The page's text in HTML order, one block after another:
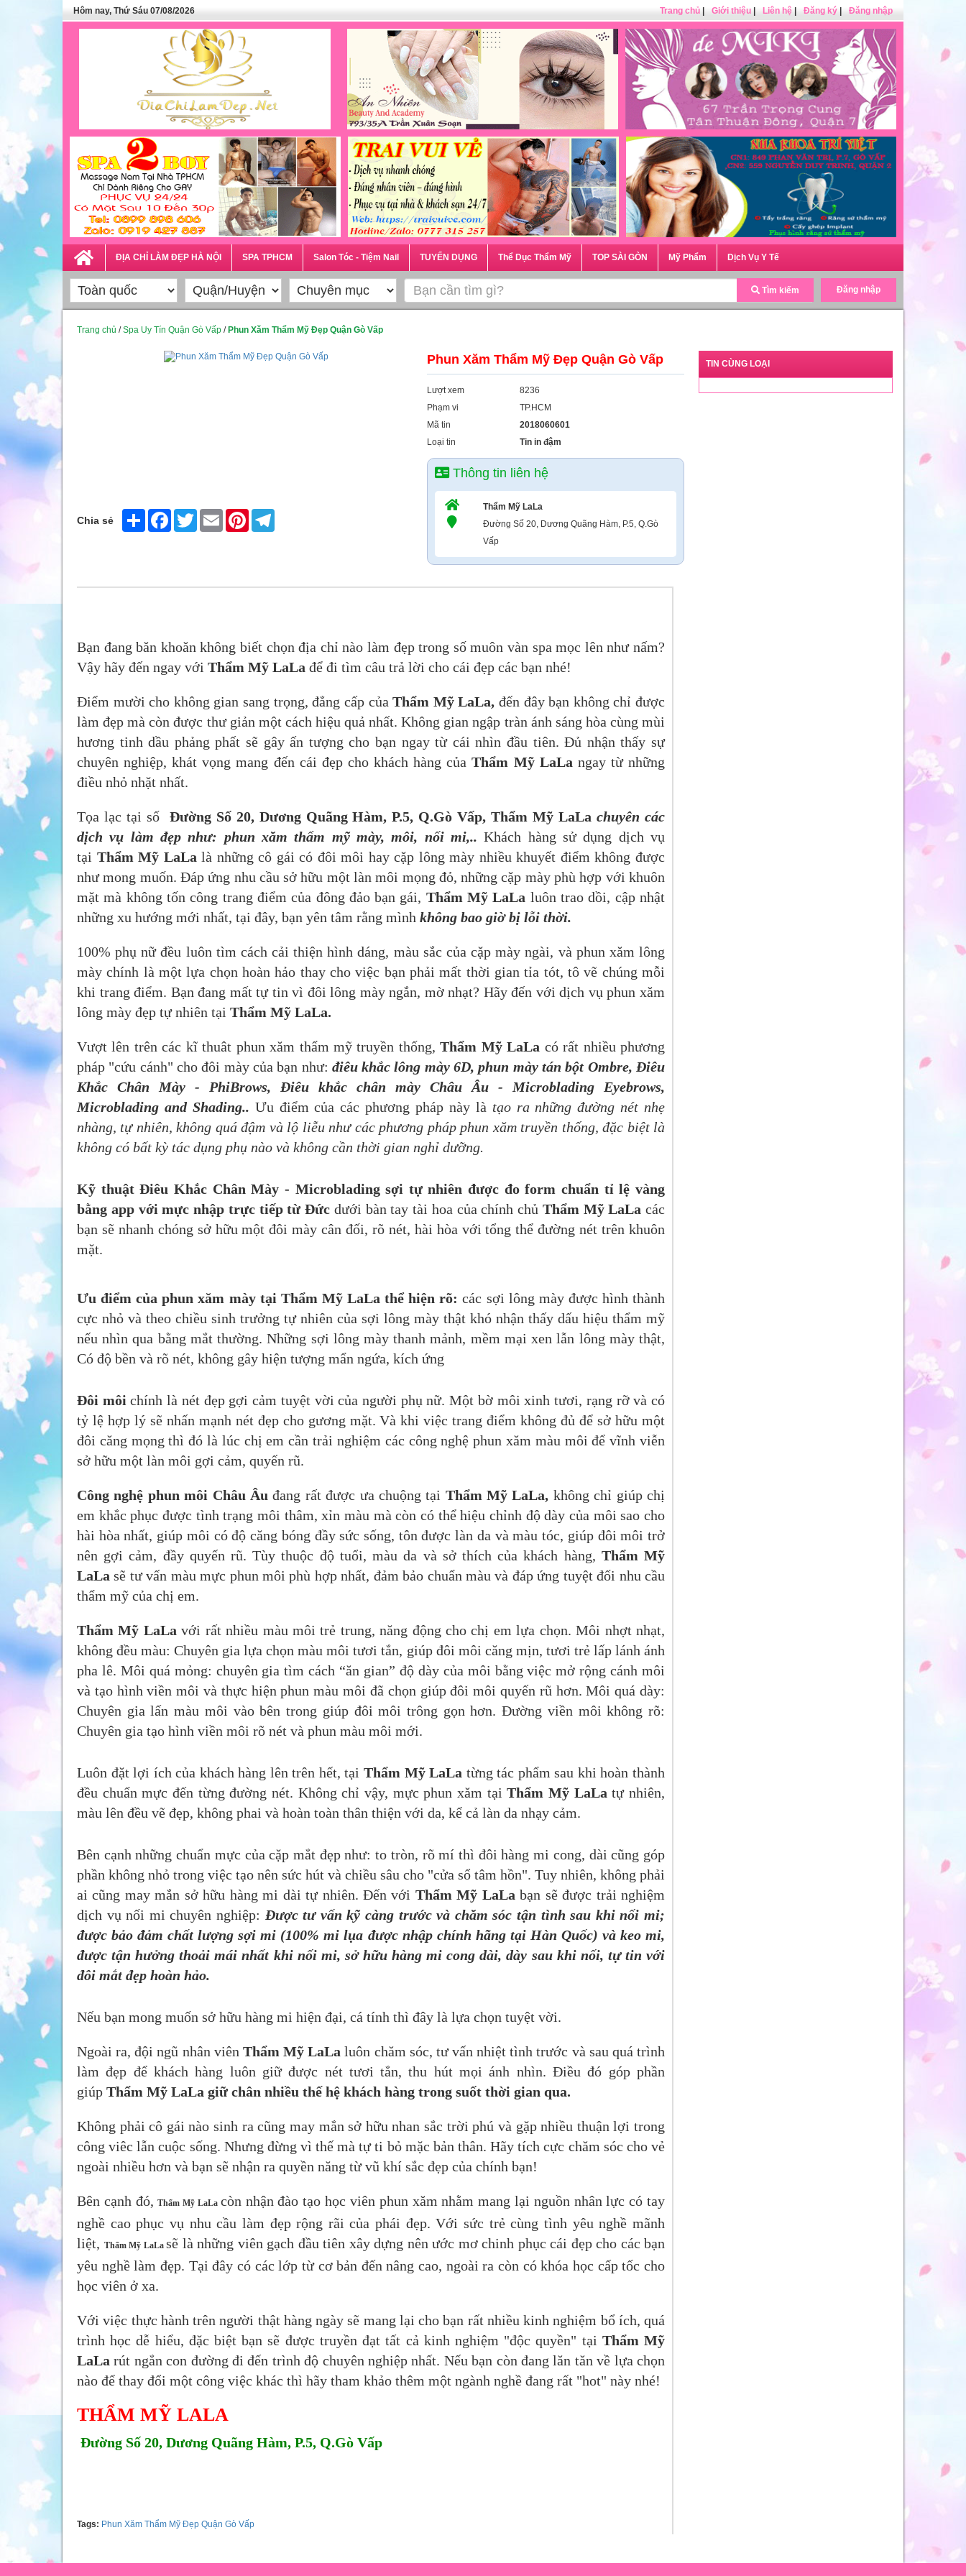
Hôm nay, Thứ Sáu 07/08/2026 Trang chủ Giới thiệu Liên hệ Đăng ký Đăng nhập
ĐỊA CHỈ LÀM ĐẸP HÀ NỘI SPA TPHCM Salon Tóc - Tiệm Nail TUYỂN DỤNG Thể Dục Thẩm Mỹ TOP SÀI GÒN Mỹ Phẩm Dịch Vụ Y Tế
Tìm kiếm Đăng nhập
Trang chủ /Spa Uy Tín Quận Gò Vấp / Phun Xăm Thẩm Mỹ Đẹp Quận Gò Vấp
Chia sẻ Share FacebookTwitter Email Pinterest
Phun Xăm Thẩm Mỹ Đẹp Quận Gò Vấp
Lượt xem
8236
Phạm vi
TP.HCM
Mã tin
2018060601
Loại tin
Tin in đậm
Thông tin liên hệ
Thẩm Mỹ LaLa
Đường Số 20, Dương Quãng Hàm, P.5, Q.Gò
Vấp
Bạn đang băn khoăn không biết chọn địa chỉ nào làm đẹp trong số muôn vàn spa mọc lên như nấm?
Vậy hãy đến ngay với Thẩm Mỹ LaLa để đi tìm câu trả lời cho cái đẹp các bạn nhé!
Điểm mười cho không gian sang trọng, đẳng cấp củaThẩm Mỹ LaLa, đến đây bạn không chỉ được
làm đẹp mà còn được thư giản một cách hiệu quả nhất. Không gian ngập tràn ánh sáng hòa cùng mùi
hương tinh dầu phảng phất sẽ gây ấn tượng cho bạn ngay từ cái nhìn đầu tiên. Đủ nhận thấy sự
chuyên nghiệp, khát vọng mang đến cái đẹp cho khách hàng củaThẩm Mỹ LaLa ngay từ những
điều nhỏ nhặt nhất.
Tọa lạc tại số Đường Số 20, Dương Quãng Hàm, P.5, Q.Gò Vấp,Thẩm Mỹ LaLa chuyên các
dịch vụ làm đẹp như: phun xăm thẩm mỹ mày, môi, nối mi,..Khách hàng sử dụng dịch vụ
tại Thẩm Mỹ LaLa là những cô gái có đôi môi hay cặp lông mày nhiều khuyết điểm không được
như mong muốn. Đáp ứng nhu cầu sở hữu một làn môi mọng đỏ, những cặp mày phù hợp với khuôn
mặt mà không tốn công trang điểm của đông đảo bạn gái, Thẩm Mỹ LaLa luôn trao dồi, cập nhật
những xu hướng mới nhất, tại đây, bạn yên tâm rằng mình không bao giờ bị lỗi thời.
100% phụ nữ đều luôn tìm cách cải thiện hình dáng, màu sắc của cặp mày ngài, và phun xăm lông
mày chính là một lựa chọn hoàn hảo thay cho việc bạn phải mất thời gian tỉa tót, tô vẽ chúng mỗi
khi trang điểm. Bạn đang mất tự tin vì đôi lông mày ngắn, mờ nhạt? Hãy đến với dịch vụ phun xăm
lông mày đẹp tự nhiên tại Thẩm Mỹ LaLa.
Vượt lên trên các kĩ thuât phun xăm thẩm mỹ truyền thống,Thẩm Mỹ LaLa có rất nhiều phương
pháp "cứu cánh" cho đôi mày của bạn như: điêu khắc lông mày 6D, phun mày tán bột Ombre, Điêu
Khắc Chân Mày - PhiBrows, Điêu khắc chân mày Châu Âu - Microblading Eyebrows,
Microblading and Shading.. Ưu điểm của các phương pháp này là tạo ra những đường nét nhẹ
nhàng, tự nhiên, không quá đậm và lộ liễu như các phương pháp phun xăm truyền thống, đặc biệt là
không có bất kỳ tác dụng phụ nào và không cần thời gian nghỉ dưỡng.
Kỹ thuật Điêu Khắc Chân Mày - Microblading sợi tự nhiên được đo form chuẩn tỉ lệ vàng
bằng app với mực nhập trực tiếp từ Đức dưới bàn tay tài hoa của chính chủ Thẩm Mỹ LaLa các
bạn sẽ nhanh chóng sở hữu một đôi mày cân đối, rõ nét, hài hòa với tổng thể đường nét trên khuôn
mặt.
Ưu điểm của phun xăm mày tại Thẩm Mỹ LaLa thể hiện rõ: các sợi lông mày được hình thành
cực nhỏ và theo chiều sinh trưởng tự nhiên của sợi lông mày thật khó nhận thấy dấu hiệu thẩm mỹ
nếu nhìn qua bằng mắt thường. Những sợi lông mày thanh mảnh, mềm mại xen lẫn lông mày thật,
Có độ bền và rõ nét, không gây hiện tượng mẩn ngứa, kích ứng
Đôi môi chính là nét đẹp gợi cảm tuyệt vời của người phụ nữ. Một bờ môi xinh tươi, rạng rỡ và có
tỷ lệ hợp lý sẽ nhấn mạnh nét đẹp cho gương mặt. Và khi việc trang điểm không đủ để sở hữu một
đôi căng mọng thì đó là lúc chị em cần trải nghiệm các công nghệ phun xăm màu môi để vĩnh viễn
sở hữu một làn môi gợi cảm, quyến rũ.
Công nghệ phun môi Châu Âu đang rất được ưa chuộng tại Thẩm Mỹ LaLa, không chỉ giúp chị
em khắc phục được tình trạng môi thâm, xỉn màu mà còn có thể hiệu chỉnh độ dày của môi sao cho
hài hòa nhất, giúp môi có độ căng bóng đầy sức sống, tôn được làn da và màu tóc, giúp đôi môi trở
nên gợi cảm, đầy quyến rũ. Tùy thuộc độ tuổi, màu da và sở thích của khách hàng, Thẩm Mỹ
LaLa sẽ tư vấn màu mực phun môi phù hợp nhất, đảm bảo chuẩn màu và đáp ứng tuyệt đối nhu cầu
thẩm mỹ của chị em.
Thẩm Mỹ LaLavới rất nhiều màu môi trẻ trung, năng động cho chị em lựa chọn. Môi nhợt nhạt,
không đều màu: Chuyên gia lựa chọn màu môi tươi tắn, giúp đôi môi căng mịn, tươi trẻ lấp lánh ánh
pha lê. Môi quá mỏng: chuyên gia tìm cách “ăn gian” độ dày của môi bằng việc mở rộng cánh môi
và tạo hình viền môi và thực hiện phun màu môi đã chọn giúp đôi môi quyến rũ hơn. Môi quá dày:
Chuyên gia lấn màu môi vào bên trong giúp đôi môi trông gọn hơn. Đường viền môi không rõ:
Chuyên gia tạo hình viền môi rõ nét và phun màu môi mới.
Luôn đặt lợi ích của khách hàng lên trên hết, tạiThẩm Mỹ LaLa ​từng tác phẩm sau khi hoàn thành
đều chuẩn mực đến từng đường nét. Không chỉ vậy, mực phun xăm tạiThẩm Mỹ LaLa tự nhiên,
màu lên đều vẽ đẹp, không phai và hoàn toàn thân thiện với da, kể cả làn da nhạy cảm.
Bên cạnh những chuẩn mực của cặp mắt đẹp như: to tròn, rõ mí thì đôi hàng mi cong, dài cũng góp
phần không nhỏ trong việc tạo nên sức hút và chiều sâu cho "cửa sổ tâm hồn". Tuy nhiên, không phải
ai cũng may mắn sở hữu hàng mi dài tự nhiên. Đến với Thẩm Mỹ LaLa bạn sẽ được trải nghiệm
dịch vụ nối mi chuyên nghiệp: Được tư vấn kỹ càng trước và chăm sóc tận tình sau khi nối mi;
được bảo đảm chất lượng sợi mi (100% mi lụa được nhập chính hãng tại Hàn Quốc) và keo mi,
được tận hưởng thoải mái nhất khi nối mi, sở hữu hàng mi cong dài, dày sau khi nối, tự tin với
đôi mắt đẹp hoàn hảo.
Nếu bạn mong muốn sở hữu hàng mi hiện đại, cá tính thì đây là lựa chọn tuyệt vời.
Ngoài ra, đội ngũ nhân viên Thẩm Mỹ LaLa luôn chăm sóc, tư vấn nhiệt tình trước và sau quá trình
làm đẹp để khách hàng luôn giữ được nét tươi tắn, thu hút mọi ánh nhìn. Điều đó góp phần
giúp Thẩm Mỹ LaLa giữ chân nhiều thế hệ khách hàng trong suốt thời gian qua.
Không phải cô gái nào sinh ra cũng may mắn sở hữu nhan sắc trời phú và gặp nhiều thuận lợi trong
công viêc lẫn cuộc sống. Nhưng đừng vì thế mà tự ti bỏ mặc bản thân. Hãy tích cực chăm sóc cho vẻ
ngoài nhiều hơn và bạn sẽ nhận ra quyền năng từ vũ khí sắc đẹp của chính bạn!
Bên cạnh đó,Thẩm Mỹ LaLa còn nhận đào tạo học viên phun xăm nhằm mang lại nguồn nhân lực có tay
nghề cao phục vụ nhu cầu làm đẹp rộng rãi của phái đẹp. Với sức trẻ cùng tình yêu nghề mãnh
liệt, Thẩm Mỹ LaLa sẽ là những viên gạch đầu tiên xây dựng nên ước mơ chinh phục cái đẹp cho các bạn
yêu nghề làm đẹp. Tại đây có các lớp từ cơ bản đến nâng cao, ngoài ra còn có khóa học cấp tốc cho
học viên ở xa.
Với việc thực hành trên người thật hàng ngày sẽ mang lại cho bạn rất nhiều kinh nghiệm bổ ích, quá
trình học dễ hiểu, đặc biệt bạn sẽ được truyền đạt tất cả kinh nghiệm "độc quyền" tại Thẩm Mỹ
LaLa rút ngắn con đường đi đến trình độ chuyên nghiệp nhất. Nếu bạn còn đang lăn tăn về lựa chọn
nào để thay đổi một công việc khác thì hãy tham khảo thêm một ngành nghề đang rất "hot" này nhé!
THẨM MỸ LALA
Đường Số 20, Dương Quãng Hàm, P.5, Q.Gò Vấp
Tags: Phun Xăm Thẩm Mỹ Đẹp Quận Gò Vấp
TIN CÙNG LOẠI